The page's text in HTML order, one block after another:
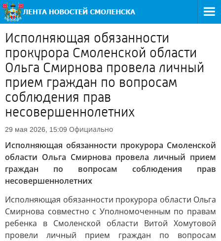
Исполняющая обязанности
прокурора Смоленской области
Ольга Смирнова провела личный
прием граждан по вопросам
соблюдения прав
несовершеннолетних
29 мая 2026, 15:09 Официально
Исполняющая обязанности прокурора Смоленской
области Ольга Смирнова провела личный прием
граждан по вопросам соблюдения прав
несовершеннолетних
Исполняющая обязанности прокурора области Ольга
Смирнова совместно с Уполномоченным по правам
ребенка в Смоленской области Витой Хомутовой
провели личный прием граждан по вопросам